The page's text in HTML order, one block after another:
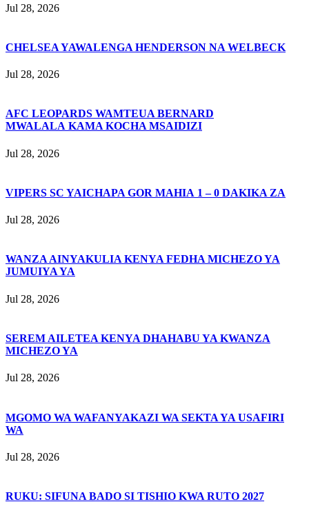
Jul 28, 2026
CHELSEA YAWALENGA HENDERSON NA WELBECK
Jul 28, 2026
AFC LEOPARDS WAMTEUA BERNARD
MWALALA KAMA KOCHA MSAIDIZI
Jul 28, 2026
VIPERS SC YAICHAPA GOR MAHIA 1 – 0 DAKIKA ZA
Jul 28, 2026
WANZA AINYAKULIA KENYA FEDHA MICHEZO YA
JUMUIYA YA
Jul 28, 2026
SEREM AILETEA KENYA DHAHABU YA KWANZA
MICHEZO YA
Jul 28, 2026
MGOMO WA WAFANYAKAZI WA SEKTA YA USAFIRI
WA
Jul 28, 2026
RUKU: SIFUNA BADO SI TISHIO KWA RUTO 2027